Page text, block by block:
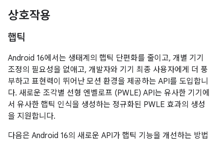
상호작용
햅틱
Android 16에서는 생태계의 햅틱 단편화를 줄이고, 개별 기기
조정의 필요성을 없애고, 개발자와 기기 최종 사용자에게 더 풍
부하고 표현력이 뛰어난 모션 환경을 제공하는 API를 도입합니
다. 새로운 조각별 선형 엔벨로프 (PWLE) API는 유사한 기기에
서 유사한 햅틱 인식을 생성하는 정규화된 PWLE 효과의 생성
을 지원합니다.
다음은 Android 16의 새로운 API가 햅틱 기능을 개선하는 방법